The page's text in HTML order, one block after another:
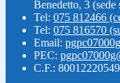
Benedetto, 3
Tel: 075 812466
Tel: 075 816570
Email:
PEC:
C.F.: 80012220549